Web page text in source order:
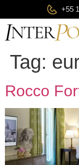
+55
Tag:
Rocco